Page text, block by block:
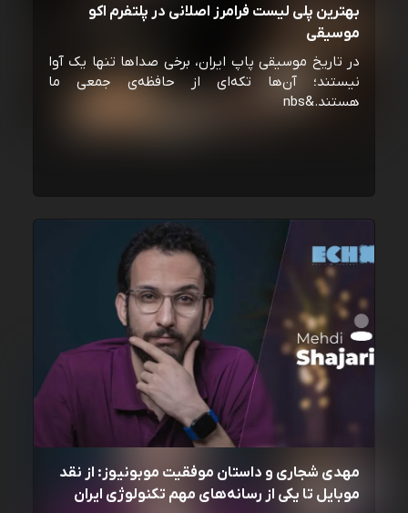
بهترین پلی لیست فرامرز اصلانی در پلتفرم اکو
موسیقی
در تاریخ موسیقی پاپ ایران، برخی صداها تنها یک آوا
نیستند؛ آن‌ها تکه‌ای از حافظه‌ی جمعی ما
هستند.&nbs
مهدی شجاری و داستان موفقیت موبونیوز: از نقد
موبایل تا یکی از رسانه‌‌های مهم تکنولوژی ایران